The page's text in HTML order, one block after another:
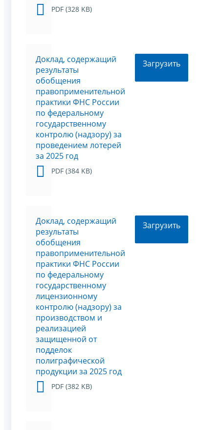
PDF (328 KB)
Доклад, содержащий
результаты
обобщения
правоприменительной
практики ФНС России
по федеральному
государственному
контролю (надзору) за
проведением лотерей
за 2025 год
PDF (384 KB)
Загрузить
Доклад, содержащий
результаты
обобщения
правоприменительной
практики ФНС России
по федеральному
государственному
лицензионному
контролю (надзору) за
производством и
реализацией
защищенной от
подделок
полиграфической
продукции за 2025 год
PDF (382 KB)
Загрузить